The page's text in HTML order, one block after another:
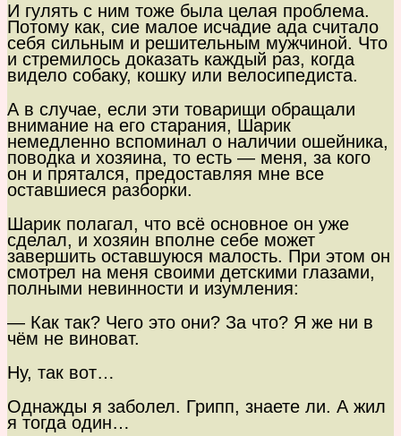
И гулять с ним тоже была целая проблема.
Потому как, сие малое исчадие ада считало
себя сильным и решительным мужчиной. Что
и стремилось доказать каждый раз, когда
видело собаку, кошку или велосипедиста.
А в случае, если эти товарищи обращали
внимание на его старания, Шарик
немедленно вспоминал о наличии ошейника,
поводка и хозяина, то есть — меня, за кого
он и прятался, предоставляя мне все
оставшиеся разборки.
Шарик полагал, что всё основное он уже
сделал, и хозяин вполне себе может
завершить оставшуюся малость. При этом он
смотрел на меня своими детскими глазами,
полными невинности и изумления:
— Как так? Чего это они? За что? Я же ни в
чём не виноват.
Ну, так вот…
Однажды я заболел. Грипп, знаете ли. А жил
я тогда один…